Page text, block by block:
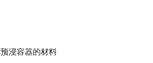
浸容器的材料